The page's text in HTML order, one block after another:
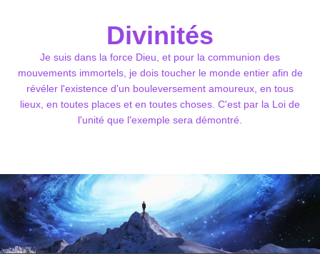
Divinités
Je suis dans la force Dieu, et pour la communion des
mouvements immortels, je dois toucher le monde entier afin de
révéler l'existence d'un bouleversement amoureux, en tous
lieux, en toutes places et en toutes choses. C'est par la Loi de
l'unité que l'exemple sera démontré.